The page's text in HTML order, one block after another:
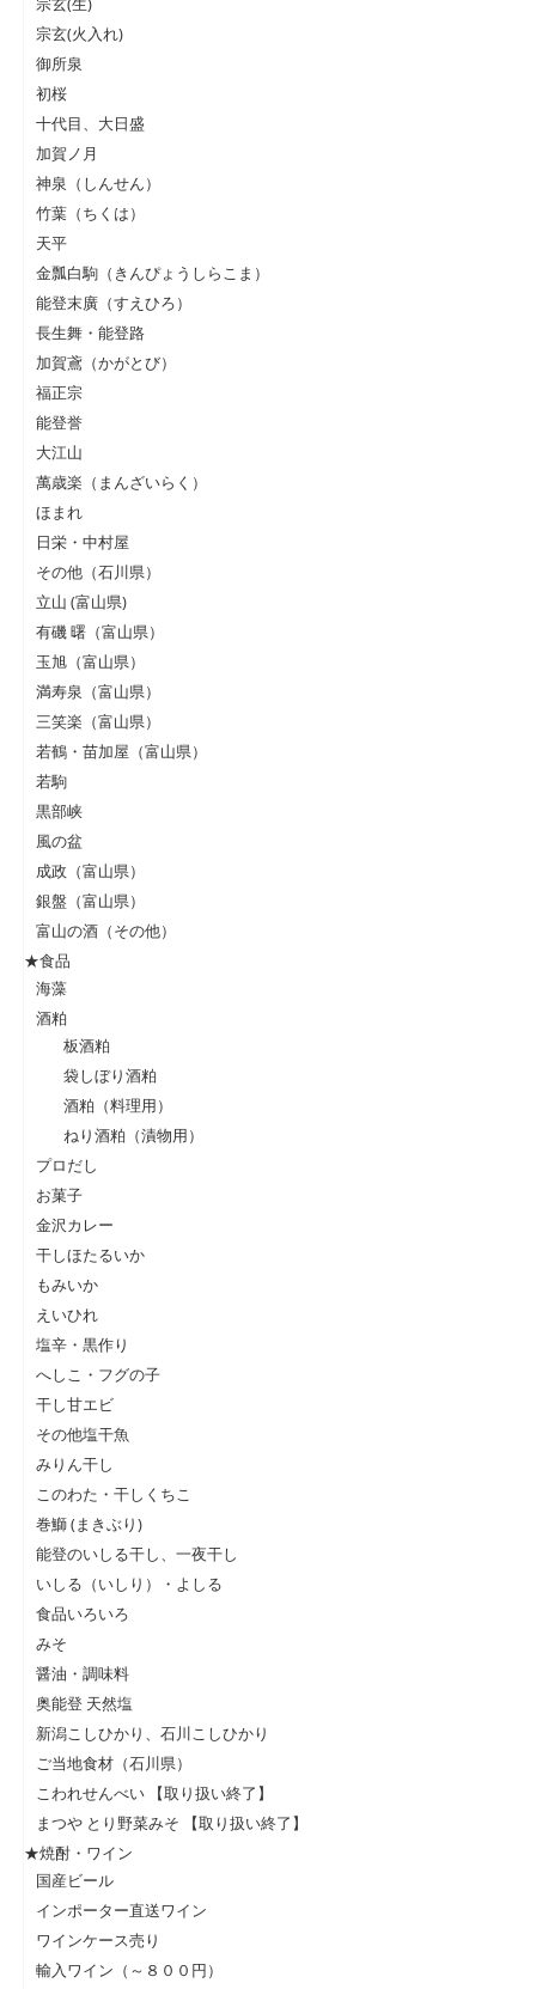
宗玄(火入れ)
御所泉
初桜
十代目、大日盛
加賀ノ月
神泉（しんせん）
竹葉（ちくは）
天平
金瓢白駒（きんぴょうしらこま）
能登末廣（すえひろ）
長生舞・能登路
加賀鳶（かがとび）
福正宗
能登誉
大江山
萬歳楽（まんざいらく）
ほまれ
日栄・中村屋
その他（石川県）
立山 (富山県)
有磯 曙（富山県）
玉旭（富山県）
満寿泉（富山県）
三笑楽（富山県）
若鶴・苗加屋（富山県）
若駒
黒部峡
風の盆
成政（富山県）
銀盤（富山県）
富山の酒（その他）
★食品
海藻
酒粕
板酒粕
袋しぼり酒粕
酒粕（料理用）
ねり酒粕（漬物用）
プロだし
お菓子
金沢カレー
干しほたるいか
もみいか
えいひれ
塩辛・黒作り
へしこ・フグの子
干し甘エビ
その他塩干魚
みりん干し
このわた・干しくちこ
巻鰤 (まきぶり)
能登のいしる干し、一夜干し
いしる（いしり）・よしる
食品いろいろ
みそ
醤油・調味料
奥能登 天然塩
新潟こしひかり、石川こしひかり
ご当地食材（石川県）
こわれせんべい 【取り扱い終了】
まつや とり野菜みそ 【取り扱い終了】
★焼酎・ワイン
国産ビール
インポーター直送ワイン
ワインケース売り
輸入ワイン（～８００円）